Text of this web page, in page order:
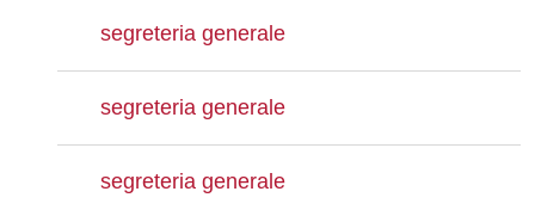
segreteria generale
segreteria generale
segreteria generale